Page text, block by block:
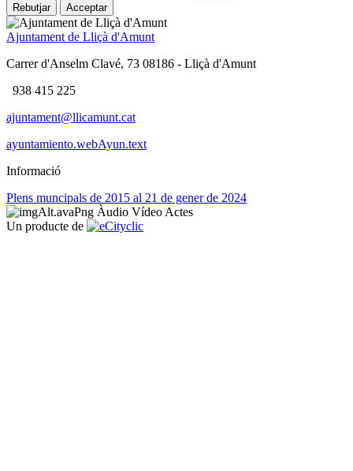
Rebutjar Acceptar
Ajuntament de Lliçà d'Amunt
Carrer d'Anselm Clavé, 73 08186 - Lliçà d'Amunt
938 415 225
ajuntament@llicamunt.cat
ayuntamiento.webAyun.text
Informació
Plens muncipals de 2015 al 21 de gener de 2024
Àudio Vídeo Actes
Un producte de